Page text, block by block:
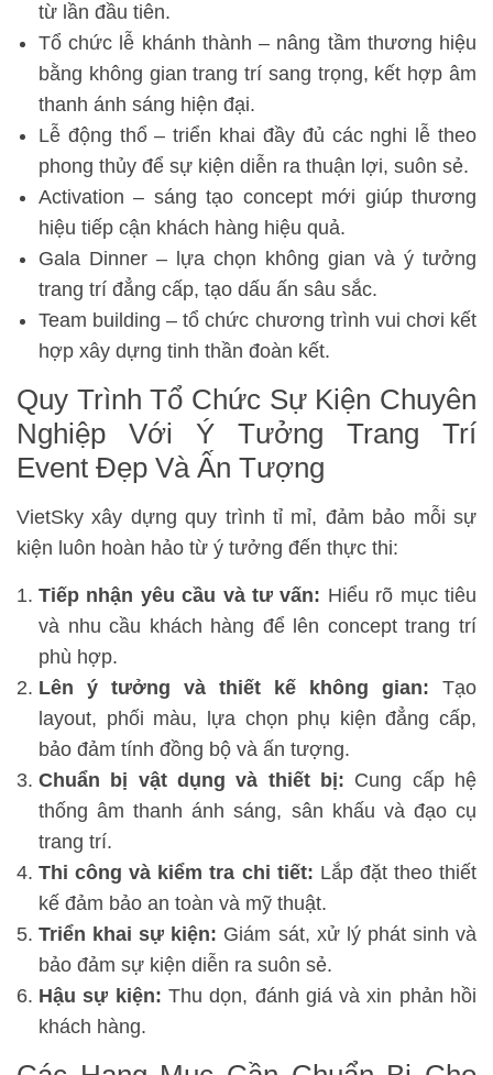
từ lần đầu tiên.
Tổ chức lễ khánh thành – nâng tầm thương hiệu
bằng không gian trang trí sang trọng, kết hợp âm
thanh ánh sáng hiện đại.
Lễ động thổ – triển khai đầy đủ các nghi lễ theo
phong thủy để sự kiện diễn ra thuận lợi, suôn sẻ.
Activation – sáng tạo concept mới giúp thương
hiệu tiếp cận khách hàng hiệu quả.
Gala Dinner – lựa chọn không gian và ý tưởng
trang trí đẳng cấp, tạo dấu ấn sâu sắc.
Team building – tổ chức chương trình vui chơi kết
hợp xây dựng tinh thần đoàn kết.
Quy Trình Tổ Chức Sự Kiện Chuyên
Nghiệp Với Ý Tưởng Trang Trí
Event Đẹp Và Ấn Tượng
VietSky xây dựng quy trình tỉ mỉ, đảm bảo mỗi sự
kiện luôn hoàn hảo từ ý tưởng đến thực thi:
Tiếp nhận yêu cầu và tư vấn: Hiểu rõ mục tiêu
và nhu cầu khách hàng để lên concept trang trí
phù hợp.
Lên ý tưởng và thiết kế không gian: Tạo
layout, phối màu, lựa chọn phụ kiện đẳng cấp,
bảo đảm tính đồng bộ và ấn tượng.
Chuẩn bị vật dụng và thiết bị: Cung cấp hệ
thống âm thanh ánh sáng, sân khấu và đạo cụ
trang trí.
Thi công và kiểm tra chi tiết: Lắp đặt theo thiết
kế đảm bảo an toàn và mỹ thuật.
Triển khai sự kiện: Giám sát, xử lý phát sinh và
bảo đảm sự kiện diễn ra suôn sẻ.
Hậu sự kiện: Thu dọn, đánh giá và xin phản hồi
khách hàng.